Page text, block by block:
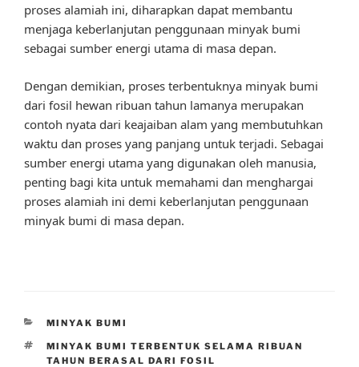
proses alamiah ini, diharapkan dapat membantu
menjaga keberlanjutan penggunaan minyak bumi
sebagai sumber energi utama di masa depan.
Dengan demikian, proses terbentuknya minyak bumi
dari fosil hewan ribuan tahun lamanya merupakan
contoh nyata dari keajaiban alam yang membutuhkan
waktu dan proses yang panjang untuk terjadi. Sebagai
sumber energi utama yang digunakan oleh manusia,
penting bagi kita untuk memahami dan menghargai
proses alamiah ini demi keberlanjutan penggunaan
minyak bumi di masa depan.
CATEGORIES
MINYAK BUMI
TAGS
MINYAK BUMI TERBENTUK SELAMA RIBUAN
TAHUN BERASAL DARI FOSIL